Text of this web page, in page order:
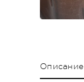
Описание